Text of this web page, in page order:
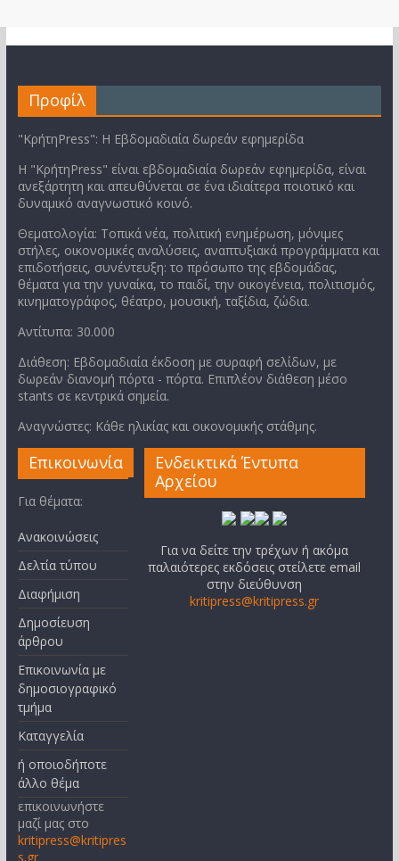
Προφίλ
"ΚρήτηPress": Η Εβδομαδιαία δωρεάν εφημερίδα
Η "ΚρήτηPress" είναι εβδομαδιαία δωρεάν εφημερίδα, είναι
ανεξάρτητη και απευθύνεται σε ένα ιδιαίτερα ποιοτικό και
δυναμικό αναγνωστικό κοινό.
Θεματολογία: Τοπικά νέα, πολιτική ενημέρωση, μόνιμες
στήλες, οικονομικές αναλύσεις, αναπτυξιακά προγράμματα και
επιδοτήσεις, συνέντευξη: το πρόσωπο της εβδομάδας,
θέματα για την γυναίκα, το παιδί, την οικογένεια, πολιτισμός,
κινηματογράφος, θέατρο, μουσική, ταξίδια, ζώδια.
Αντίτυπα: 30.000
Διάθεση: Εβδομαδιαία έκδοση με συραφή σελίδων, με
δωρεάν διανομή πόρτα - πόρτα. Επιπλέον διάθεση μέσο
stants σε κεντρικά σημεία.
Αναγνώστες: Κάθε ηλικίας και οικονομικής στάθμης.
Επικοινωνία
Για θέματα:
Ανακοινώσεις
Δελτία τύπου
Διαφήμιση
Δημοσίευση
άρθρου
Επικοινωνία με
δημοσιογραφικό
τμήμα
Καταγγελία
ή οποιοδήποτε
άλλο θέμα
επικοινωνήστε
μαζί μας στο
kritipress@kritipres
s.gr
Ενδεικτικά Έντυπα
Αρχείου
Για να δείτε την τρέχων ή ακόμα
παλαιότερες εκδόσεις στείλετε email
στην διεύθυνση
kritipress@kritipress.gr